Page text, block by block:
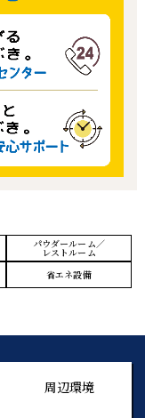
パウダールーム／
レストルーム
省エネ設備
周辺環境